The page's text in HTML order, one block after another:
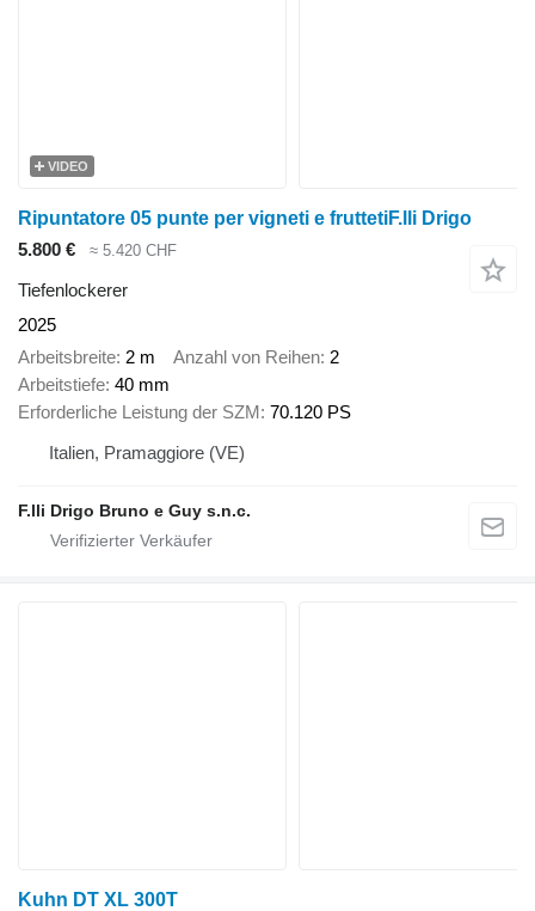
VIDEO
Ripuntatore 05 punte per vigneti e fruttetiF.lli Drigo
5.800 €
≈ 5.420 CHF
Tiefenlockerer
2025
Arbeitsbreite 2 m Anzahl von Reihen 2
Arbeitstiefe 40 mm
Erforderliche Leistung der SZM 70.120 PS
Italien, Pramaggiore (VE)
F.lli Drigo Bruno e Guy s.n.c.
Kuhn DT XL 300T